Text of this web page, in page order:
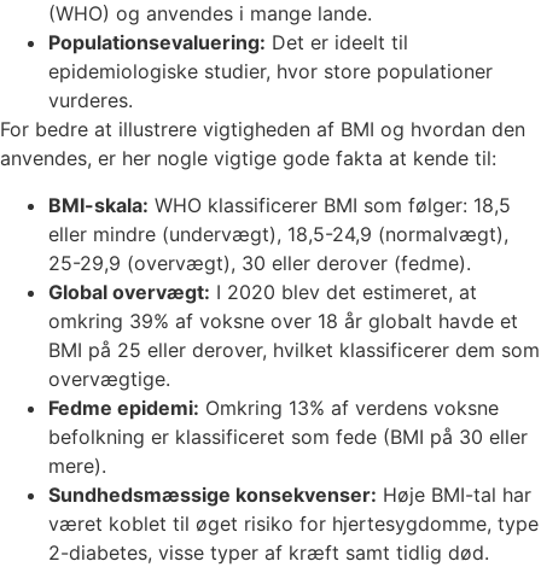
(WHO) og anvendes i mange lande.
Populationsevaluering: Det er ideelt til
epidemiologiske studier, hvor store populationer
vurderes.
For bedre at illustrere vigtigheden af BMI og hvordan den
anvendes, er her nogle vigtige gode fakta at kende til:
BMI-skala: WHO klassificerer BMI som følger: 18,5
eller mindre (undervægt), 18,5-24,9 (normalvægt),
25-29,9 (overvægt), 30 eller derover (fedme).
Global overvægt: I 2020 blev det estimeret, at
omkring 39% af voksne over 18 år globalt havde et
BMI på 25 eller derover, hvilket klassificerer dem som
overvægtige.
Fedme epidemi: Omkring 13% af verdens voksne
befolkning er klassificeret som fede (BMI på 30 eller
mere).
Sundhedsmæssige konsekvenser: Høje BMI-tal har
været koblet til øget risiko for hjertesygdomme, type
2-diabetes, visse typer af kræft samt tidlig død.